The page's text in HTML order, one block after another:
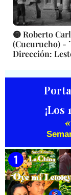
🟡 Roberto
(Cucurucho) -
Dirección:
¡Los